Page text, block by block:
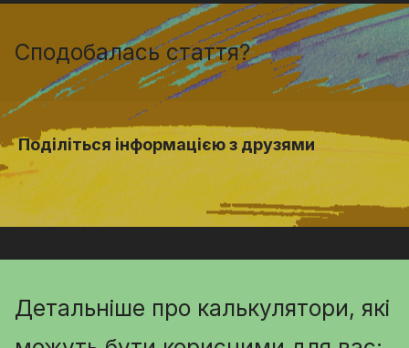
Сподобалась стаття?
Поділіться інформацією з друзями
Детальніше про калькулятори, які